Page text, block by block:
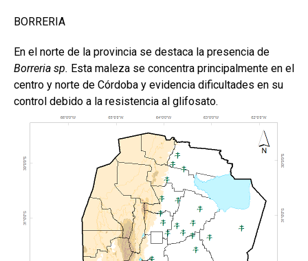
BORRERIA
En el norte de la provincia se destaca la presencia de
Borreria sp. Esta maleza se concentra principalmente en el
centro y norte de Córdoba y evidencia dificultades en su
control debido a la resistencia al glifosato.